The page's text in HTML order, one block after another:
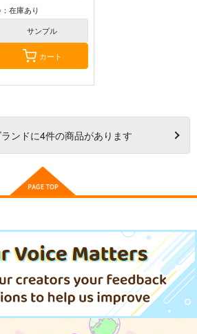
モココ・アビスガード
在庫あり
サンプル
カート
ンドに4件の商品があります